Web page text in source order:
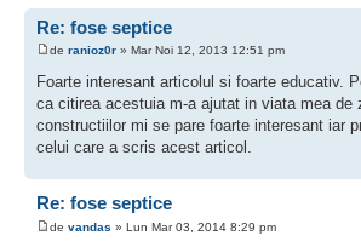
Re: fose septice
de ranioz0r » Mar Noi 12, 2013 12:51 pm
Foarte interesant articolul si foarte educativ.
ca citirea acestuia m-a ajutat in viata mea
constructiilor mi se pare foarte interesant iar
celui care a scris acest articol.
Re: fose septice
de vandas » Lun Mar 03, 2014 8:29 pm